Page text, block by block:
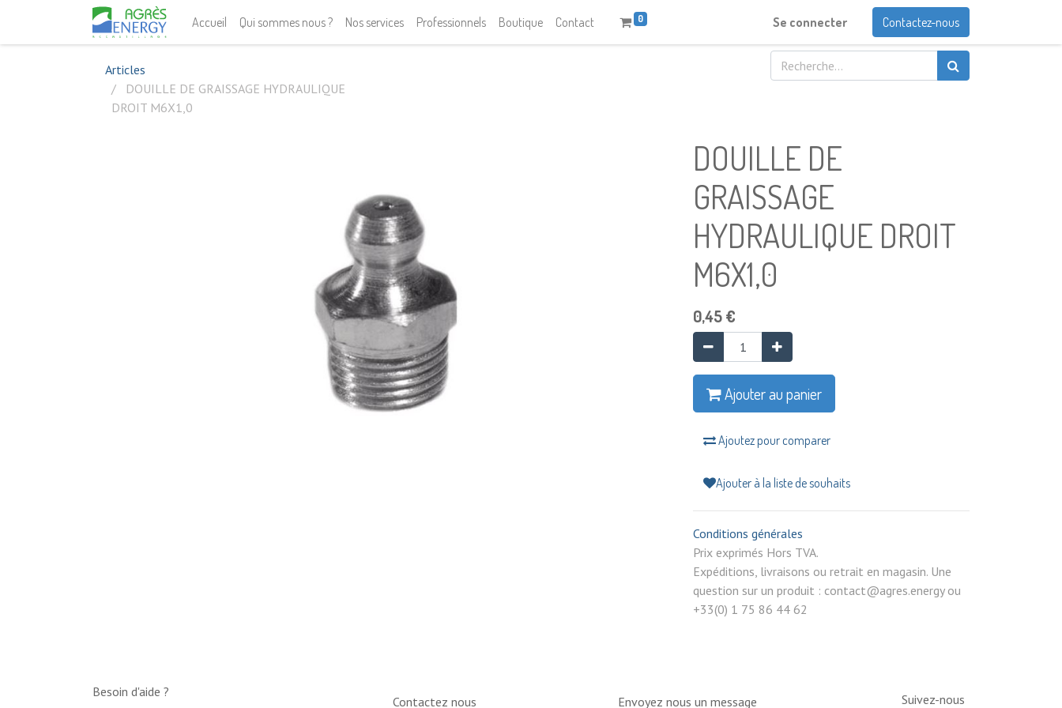
Accueil Qui sommes nous ? Nos services Professionnels Boutique Contact 0 Se connecter Contactez-nous
Articles
DOUILLE DE GRAISSAGE HYDRAULIQUE
DROIT M6X1,0
DOUILLE DE
GRAISSAGE
HYDRAULIQUE DROIT
M6X1,0
0,45€
Ajouter au panier
Ajoutez pour comparer
Ajouter à la liste de souhaits
Conditions générales
Prix exprimés Hors TVA.
Expéditions, livraisons ou retrait en magasin. Une
question sur un produit : contact@agres.energy ou
+33(0) 1 75 86 44 62
Besoin d'aide ?
Contactez nous Envoyez nous un message Suivez-nous